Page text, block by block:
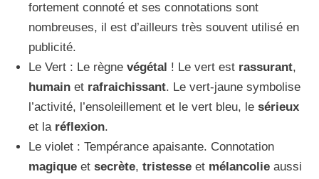
fortement connoté et ses connotations sont
nombreuses, il est d’ailleurs très souvent utilisé en
publicité.
Le Vert : Le règne végétal ! Le vert est rassurant,
humain et rafraichissant. Le vert-jaune symbolise
l’activité, l’ensoleillement et le vert bleu, le sérieux
et la réflexion.
Le violet : Tempérance apaisante. Connotation
magique et secrète, tristesse et mélancolie aussi